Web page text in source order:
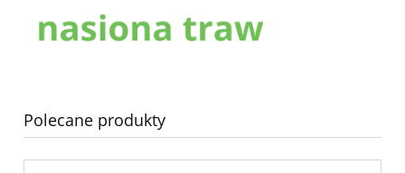
Polecane produkty